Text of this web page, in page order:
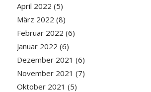
April 2022 (5)
März 2022 (8)
Februar 2022 (6)
Januar 2022 (6)
Dezember 2021 (6)
November 2021 (7)
Oktober 2021 (5)